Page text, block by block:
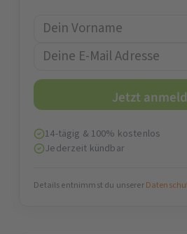
14-tägig & 100% kostenlos
Jederzeit kündbar
Details entnimmst du unserer